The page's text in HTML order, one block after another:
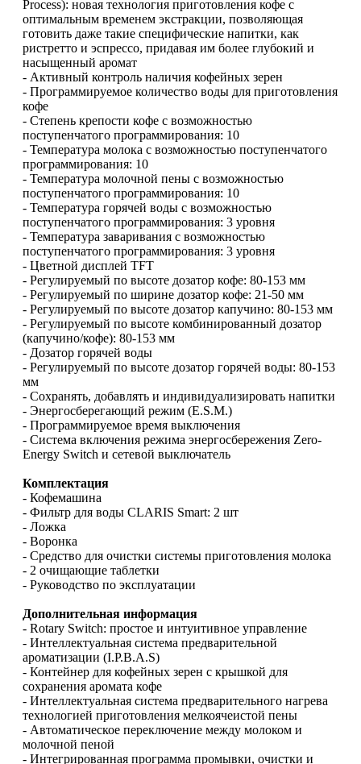
Process): новая технология приготовления кофе с
оптимальным временем экстракции, позволяющая
готовить даже такие специфические напитки, как
ристретто и эспрессо, придавая им более глубокий и
насыщенный аромат
- Активный контроль наличия кофейных зерен
- Программируемое количество воды для приготовления
кофе
- Степень крепости кофе с возможностью
поступенчатого программирования: 10
- Температура молока с возможностью поступенчатого
программирования: 10
- Температура молочной пены с возможностью
поступенчатого программирования: 10
- Температура горячей воды с возможностью
поступенчатого программирования: 3 уровня
- Температура заваривания с возможностью
поступенчатого программирования: 3 уровня
- Цветной дисплей TFT
- Регулируемый по высоте дозатор кофе: 80-153 мм
- Регулируемый по ширине дозатор кофе: 21-50 мм
- Регулируемый по высоте дозатор капучино: 80-153 мм
- Pегулируемый по высоте комбинированный дозатор
(капучино/кофе): 80-153 мм
- Дозатор горячей воды
- Регулируемый по высоте дозатор горячей воды: 80-153
мм
- Сохранять, добавлять и индивидуализировать напитки
- Энергосберегающий режим (E.S.M.)
- Программируемое время выключения
- Система включения режима энергосбережения Zero-
Energy Switch и сетевой выключатель
Комплектация
- Кофемашина
- Фильтр для воды CLARIS Smart: 2 шт
- Ложка
- Воронка
- Средство для очистки системы приготовления молока
- 2 очищающие таблетки
- Руководство по эксплуатации
Дополнительная информация
- Rotary Switch: простое и интуитивное управление
- Интеллектуальная система предварительной
ароматизации (I.P.B.A.S)
- Контейнер для кофейных зерен с крышкой для
сохранения аромата кофе
- Интеллектуальная система предварительного нагрева
технологией приготовления мелкоячеистой пены
- Автоматическое переключение между молоком и
молочной пеной
- Интегрированная программа промывки, очистки и